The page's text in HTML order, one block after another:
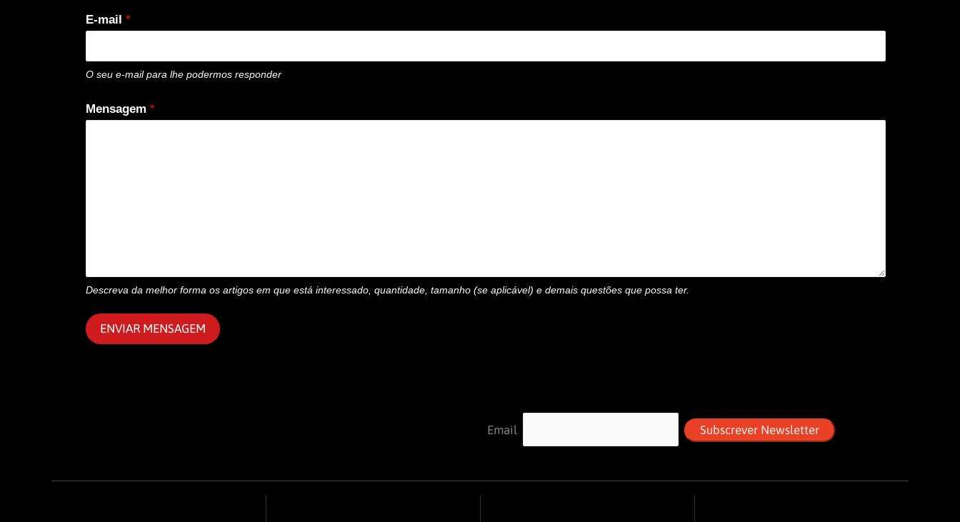
E-mail *
O seu e-mail para lhe podermos responder
Mensagem *
Descreva da melhor forma os artigos em que está interessado, quantidade, tamanho (se aplicável) e demais questões que possa ter.
ENVIAR MENSAGEM
Email